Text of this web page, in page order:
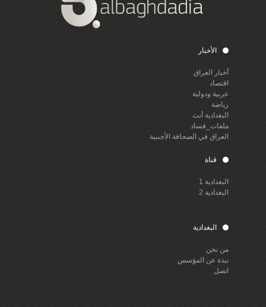
الأخبار
أخبار العراق
اقتصاد
عربية ودولية
رياضة
البغدادية أنت
ملفات_فساد
العراق في الصحافة الأجنبية
قناة
البغدادية 1
البغدادية 2
البغدادية
من نحن
نبذة عن المؤسس
اتصل